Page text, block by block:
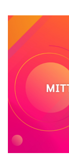
Öffnet Einzelsicht